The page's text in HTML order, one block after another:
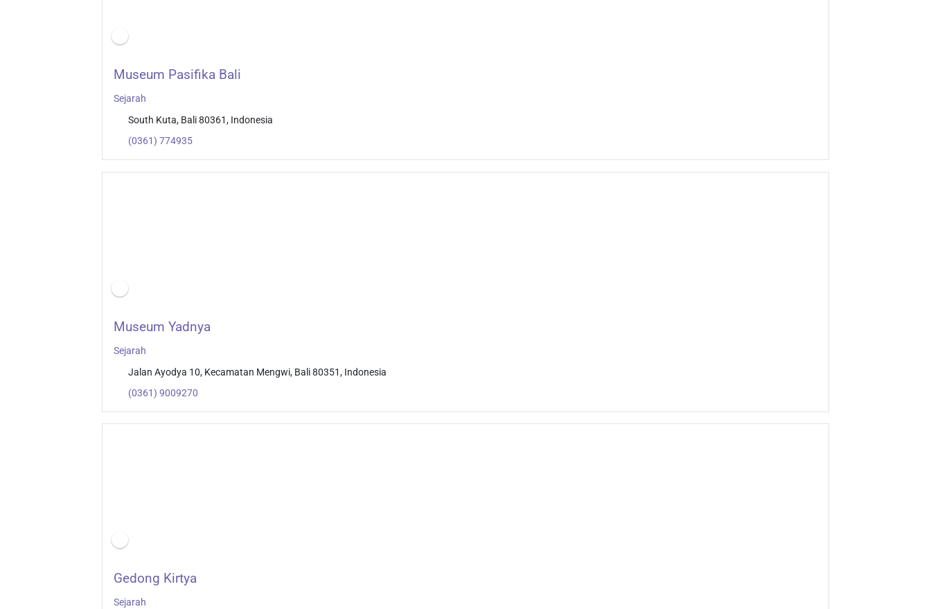
Museum Pasifika Bali
Sejarah
South Kuta, Bali 80361, Indonesia
(0361) 774935
Museum Yadnya
Sejarah
Jalan Ayodya 10, Kecamatan Mengwi, Bali 80351, Indonesia
(0361) 9009270
Gedong Kirtya
Sejarah